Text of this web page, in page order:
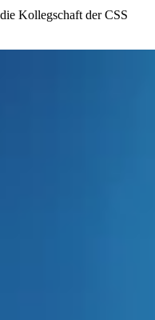
Kollegschaft der CSS